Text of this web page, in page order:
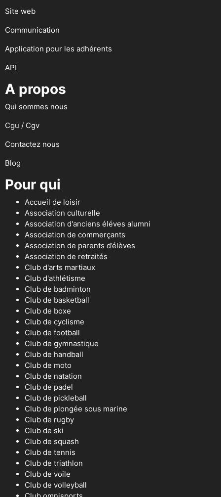
Site web
Communication
Application pour les adhérents
API
A propos
Qui sommes nous
Cgu / Cgv
Contactez nous
Blog
Pour qui
Accueil de loisir
Association culturelle
Association d'anciens éléves alumni
Association de commerçants
Association de parents d’élèves
Association de retraités
Club d'arts martiaux
Club d'athlétisme
Club de badminton
Club de basketball
Club de boxe
Club de cyclisme
Club de football
Club de gymnastique
Club de handball
Club de moto
Club de natation
Club de padel
Club de pickleball
Club de plongée sous marine
Club de rugby
Club de ski
Club de squash
Club de tennis
Club de triathlon
Club de voile
Club de volleyball